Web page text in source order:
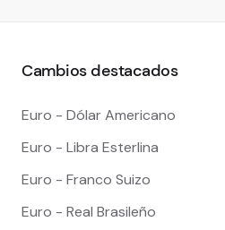
Cambios destacados
Euro - Dólar Americano
Euro - Libra Esterlina
Euro - Franco Suizo
Euro - Real Brasileño